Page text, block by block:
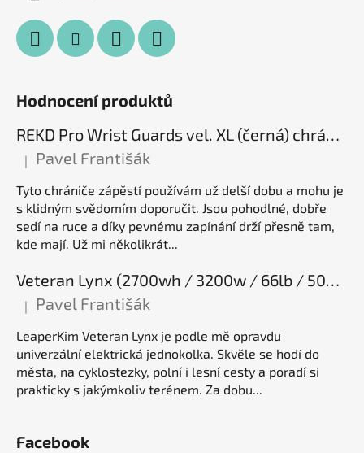
Hodnocení produktů
REKD Pro Wrist Guards vel. XL (černá) chrániče zápěstí
Hodnocení produktu je 5 z 5 hvězdiček.
| Pavel Františák
Tyto chrániče zápěstí používám už delší dobu a mohu je
s klidným svědomím doporučit. Jsou pohodlné, dobře
sedí na ruce a díky pevnému zapínání drží přesně tam,
kde mají. Už mi několikrát...
Veteran Lynx (2700wh / 3200w / 66lb / 50E), elektrická jednokolka
Hodnocení produktu je 5 z 5 hvězdiček.
| Pavel Františák
LeaperKim Veteran Lynx je podle mě opravdu
univerzální elektrická jednokolka. Skvěle se hodí do
města, na cyklostezky, polní i lesní cesty a poradí si
prakticky s jakýmkoliv terénem. Za dobu...
Facebook